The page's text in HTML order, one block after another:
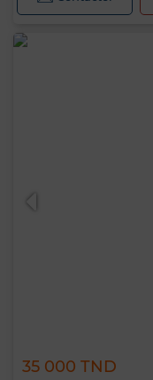
35 000 TND